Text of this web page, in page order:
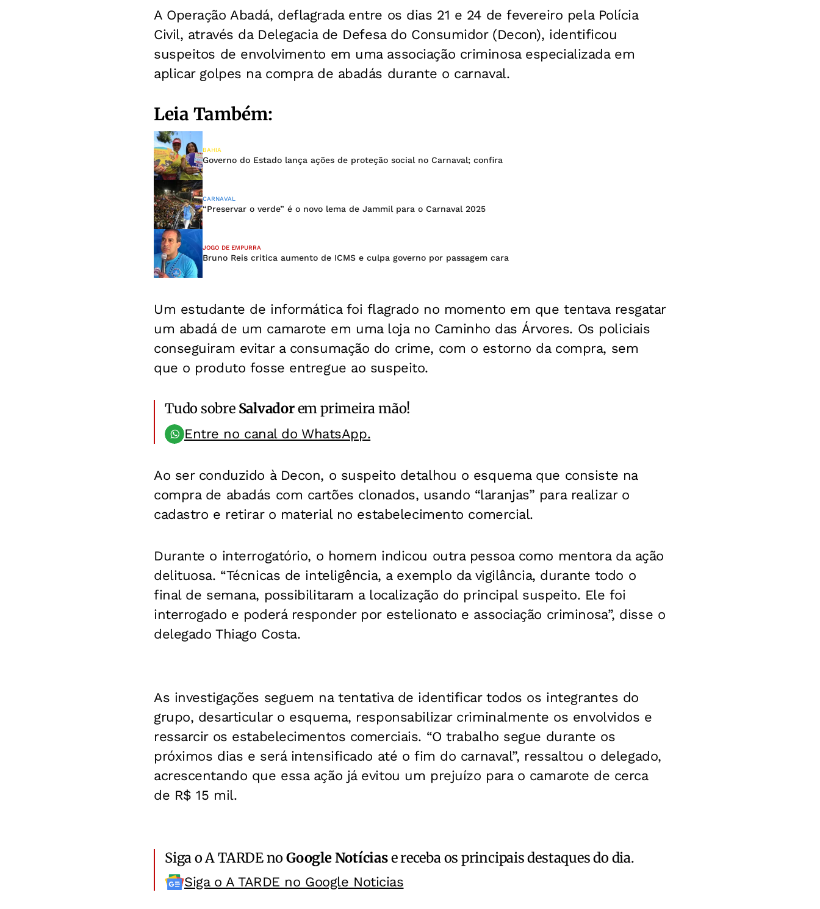
A Operação Abadá, deflagrada entre os dias 21 e 24 de fevereiro pela Polícia
Civil, através da Delegacia de Defesa do Consumidor (Decon), identificou
suspeitos de envolvimento em uma associação criminosa especializada em
aplicar golpes na compra de abadás durante o carnaval.
Leia Também:
BAHIA
Governo do Estado lança ações de proteção social no Carnaval; confira
CARNAVAL
“Preservar o verde” é o novo lema de Jammil para o Carnaval 2025
JOGO DE EMPURRA
Bruno Reis critica aumento de ICMS e culpa governo por passagem cara
Um estudante de informática foi flagrado no momento em que tentava resgatar
um abadá de um camarote em uma loja no Caminho das Árvores. Os policiais
conseguiram evitar a consumação do crime, com o estorno da compra, sem
que o produto fosse entregue ao suspeito.
Tudo sobre Salvadorem primeira mão!
Entre no canal do WhatsApp.
Ao ser conduzido à Decon, o suspeito detalhou o esquema que consiste na
compra de abadás com cartões clonados, usando “laranjas” para realizar o
cadastro e retirar o material no estabelecimento comercial.
Durante o interrogatório, o homem indicou outra pessoa como mentora da ação
delituosa. “Técnicas de inteligência, a exemplo da vigilância, durante todo o
final de semana, possibilitaram a localização do principal suspeito. Ele foi
interrogado e poderá responder por estelionato e associação criminosa”, disse o
delegado Thiago Costa.
As investigações seguem na tentativa de identificar todos os integrantes do
grupo, desarticular o esquema, responsabilizar criminalmente os envolvidos e
ressarcir os estabelecimentos comerciais. “O trabalho segue durante os
próximos dias e será intensificado até o fim do carnaval”, ressaltou o delegado,
acrescentando que essa ação já evitou um prejuízo para o camarote de cerca
de R$ 15 mil.
Siga o A TARDE noGoogle Notíciase receba os principais destaques do dia.
Siga o A TARDE no Google Noticias